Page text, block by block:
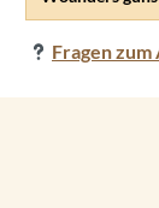
Fragen